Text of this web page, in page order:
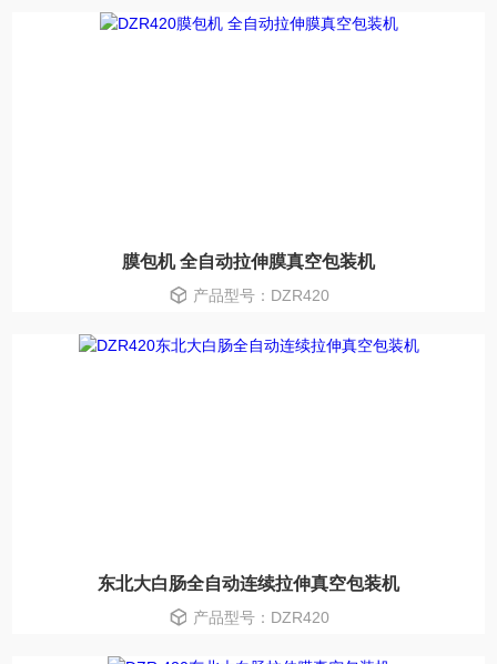
膜包机 全自动拉伸膜真空包装机
产品型号：DZR420
东北大白肠全自动连续拉伸真空包装机
产品型号：DZR420